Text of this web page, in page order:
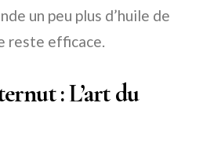
un peu plus d’huile de
reste efficace.
: L’art du